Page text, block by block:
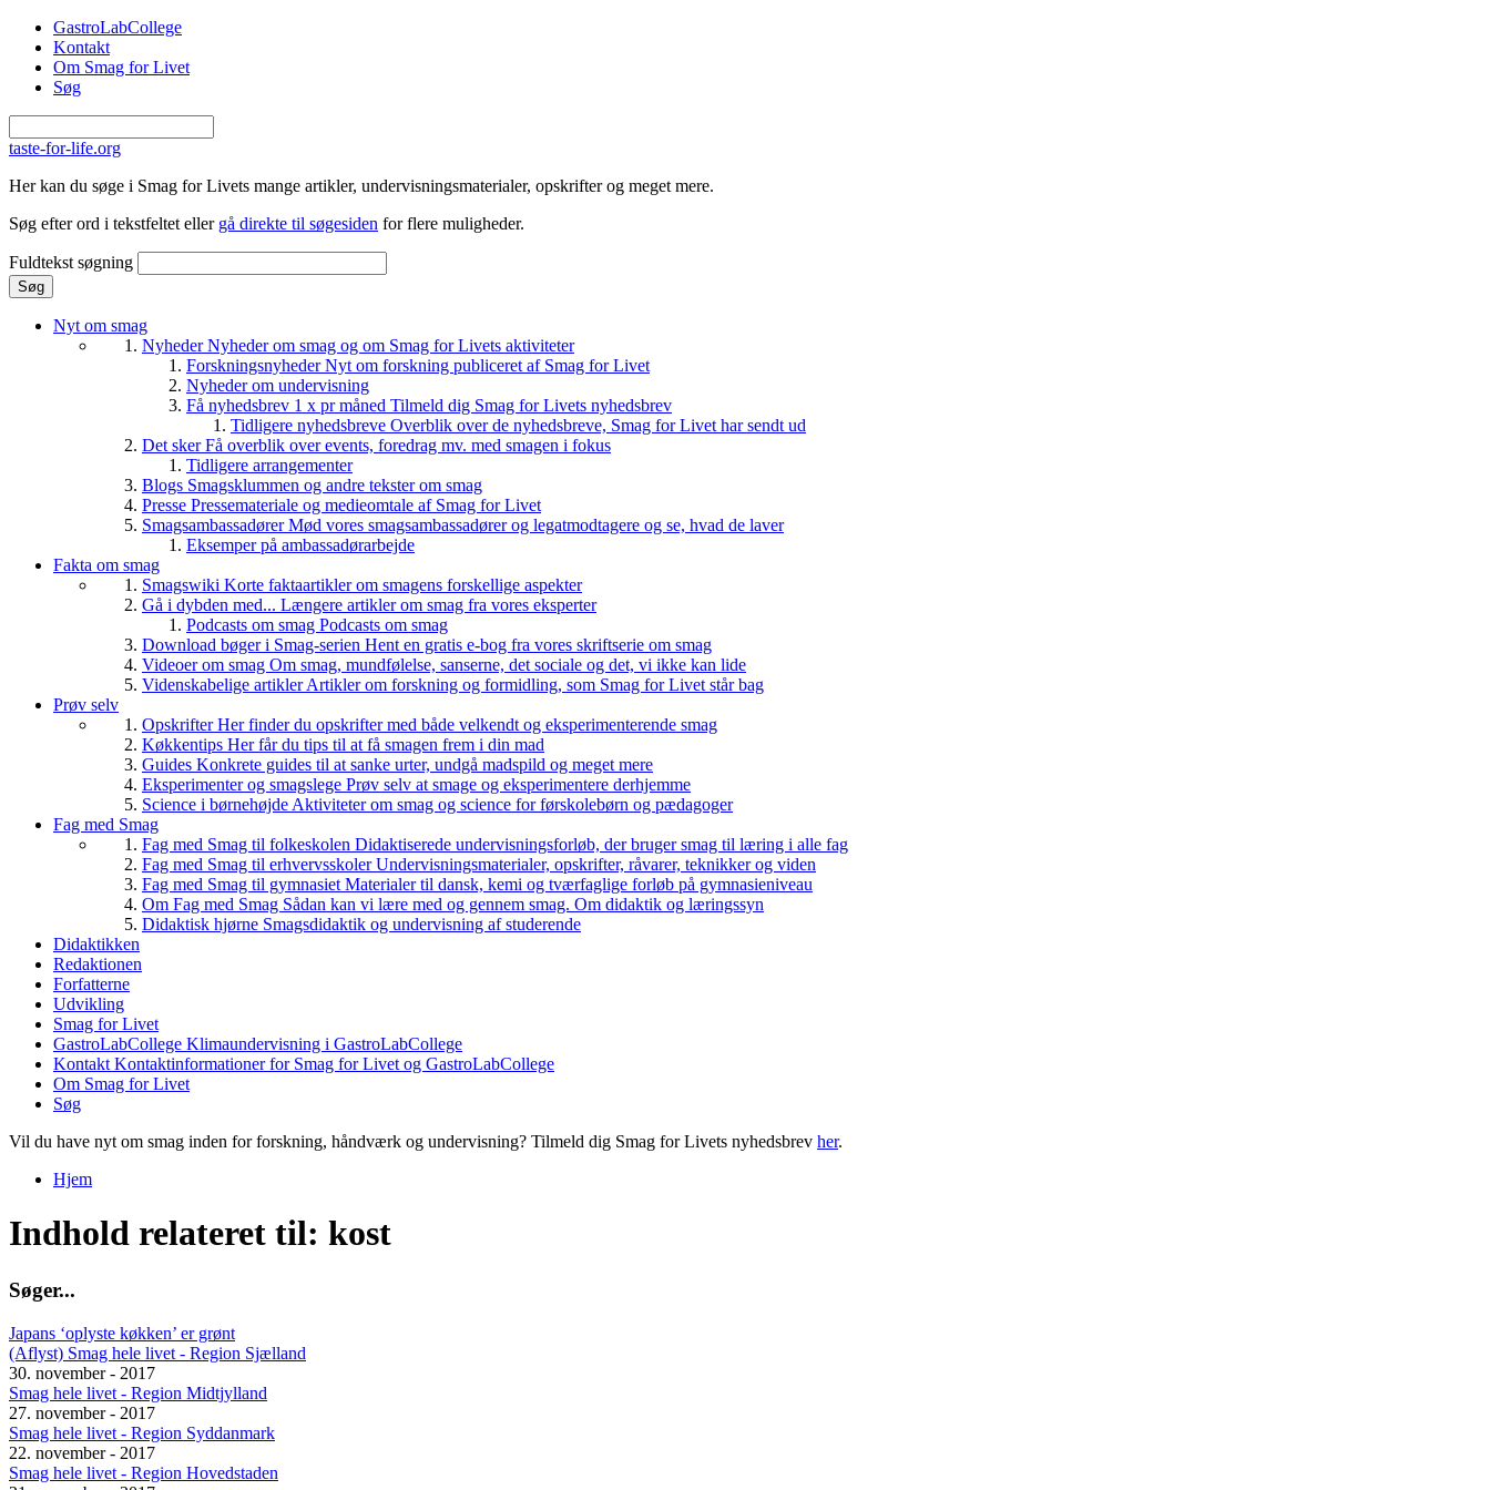
Gå til hovedindhold
GastroLabCollege
Kontakt
Om Smag for Livet
Søg
taste-for-life.org
Her kan du søge i Smag for Livets mange artikler, undervisningsmaterialer, opskrifter og meget mere.
Søg efter ord i tekstfeltet eller gå direkte til søgesiden for flere muligheder.
Fuldtekst søgning
Nyt om smag
NyhederNyheder om smag og om Smag for Livets aktiviteter
ForskningsnyhederNyt om forskning publiceret af Smag for Livet
Nyheder om undervisning
Få nyhedsbrev 1 x pr måned Tilmeld dig Smag for Livets nyhedsbrev
Tidligere nyhedsbreve Overblik over de nyhedsbreve, Smag for Livet har sendt ud
Det skerFå overblik over events, foredrag mv. med smagen i fokus
Tidligere arrangementer
Blogs Smagsklummen og andre tekster om smag
Presse Pressemateriale og medieomtale af Smag for Livet
SmagsambassadørerMød vores smagsambassadører og legatmodtagere og se, hvad de laver
Eksemper på ambassadørarbejde
Fakta om smag
Smagswiki Korte faktaartikler om smagens forskellige aspekter
Gå i dybden med... Længere artikler om smag fra vores eksperter
Podcasts om smag Podcasts om smag
Download bøger i Smag-serien Hent en gratis e-bog fra vores skriftserie om smag
Videoer om smag Om smag, mundfølelse, sanserne, det sociale og det, vi ikke kan lide
Videnskabelige artiklerArtikler om forskning og formidling, som Smag for Livet står bag
Prøv selv
OpskrifterHer finder du opskrifter med både velkendt og eksperimenterende smag
Køkkentips Her får du tips til at få smagen frem i din mad
Guides Konkrete guides til at sanke urter, undgå madspild og meget mere
Eksperimenter og smagslege Prøv selv at smage og eksperimentere derhjemme
Science i børnehøjde Aktiviteter om smag og science for førskolebørn og pædagoger
Fag med Smag
Fag med Smag til folkeskolen Didaktiserede undervisningsforløb, der bruger smag til læring i alle fag
Fag med Smag til erhvervsskolerUndervisningsmaterialer, opskrifter, råvarer, teknikker og viden
Fag med Smag til gymnasiet Materialer til dansk, kemi og tværfaglige forløb på gymnasieniveau
Om Fag med Smag Sådan kan vi lære med og gennem smag. Om didaktik og læringssyn
Didaktisk hjørne Smagsdidaktik og undervisning af studerende
Didaktikken
Redaktionen
Forfatterne
Udvikling
Smag for Livet
GastroLabCollege Klimaundervisning i GastroLabCollege
Kontakt Kontaktinformationer for Smag for Livet og GastroLabCollege
Om Smag for Livet
Søg
Vil du have nyt om smag inden for forskning, håndværk og undervisning? Tilmeld dig Smag for Livets nyhedsbrev her.
Hjem
Indhold relateret til: kost
Søger...
Japans ‘oplyste køkken’ er grønt
(Aflyst) Smag hele livet - Region Sjælland
30. november - 2017
Smag hele livet - Region Midtjylland
27. november - 2017
Smag hele livet - Region Syddanmark
22. november - 2017
Smag hele livet - Region Hovedstaden